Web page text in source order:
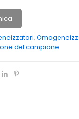
,
del campione